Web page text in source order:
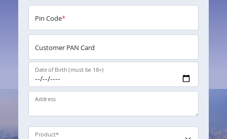
Pin Code*
Customer PAN Card
Date of Birth (must be 18+)
Address
Product*